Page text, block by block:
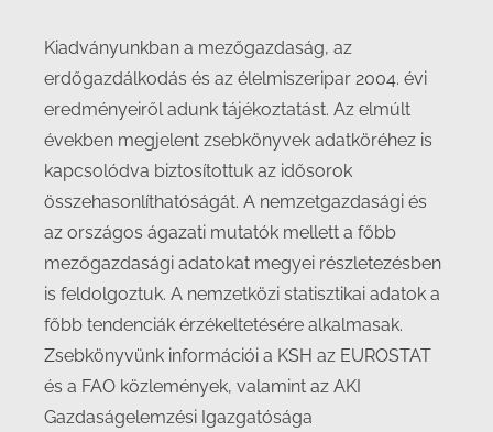
Kiadványunkban a mezőgazdaság, az
erdőgazdálkodás és az élelmiszeripar 2004. évi
eredményeiről adunk tájékoztatást. Az elmúlt
években megjelent zsebkönyvek adatköréhez is
kapcsolódva biztosítottuk az idősorok
összehasonlíthatóságát. A nemzetgazdasági és
az országos ágazati mutatók mellett a főbb
mezőgazdasági adatokat megyei részletezésben
is feldolgoztuk. A nemzetközi statisztikai adatok a
főbb tendenciák érzékeltetésére alkalmasak.
Zsebkönyvünk információi a KSH az EUROSTAT
és a FAO közlemények, valamint az AKI
Gazdaságelemzési Igazgatósága